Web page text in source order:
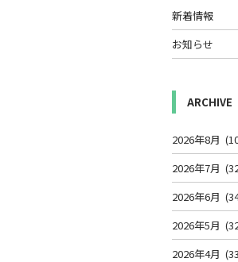
新着情報
お知らせ
ARCHIVE
2026年8月
2026年7月
2026年6月
2026年5月
2026年4月